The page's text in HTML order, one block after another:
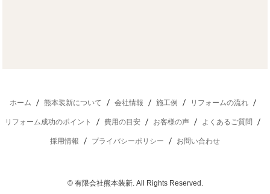
ホーム 熊本装新について 会社情報 施工例 リフォームの流れ
リフォーム成功のポイント 費用の目安 お客様の声 よくあるご質問
採用情報 プライバシーポリシー お問い合わせ
© 有限会社熊本装新. All Rights Reserved.